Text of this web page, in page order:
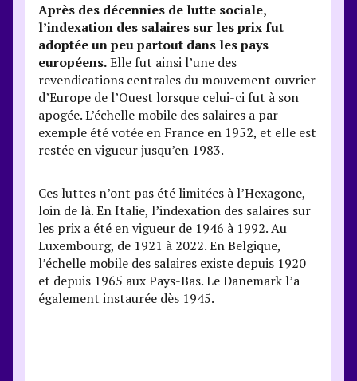
Après des décennies de lutte sociale,
l’indexation des salaires sur les prix fut
adoptée un peu partout dans les pays
européens.Elle fut ainsi l’une des
revendications centrales du mouvement ouvrier
d’Europe de l’Ouest lorsque celui-ci fut à son
apogée. L’échelle mobile des salaires a par
exemple été votée en France en 1952, et elle est
restée en vigueur jusqu’en 1983.
Ces luttes n’ont pas été limitées à l’Hexagone,
loin de là. En Italie, l’indexation des salaires sur
les prix a été en vigueur de 1946 à 1992. Au
Luxembourg, de 1921 à 2022. En Belgique,
l’échelle mobile des salaires existe depuis 1920
et depuis 1965 aux Pays-Bas. Le Danemark l’a
également instaurée dès 1945.